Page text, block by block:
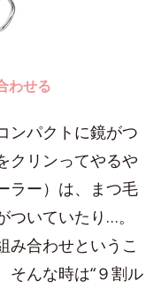
わせる
ンパクトに鏡がつ
クリンってやるや
ラー）は、まつ毛
ついていたり…。
み合わせというこ
そんな時は“９割ル